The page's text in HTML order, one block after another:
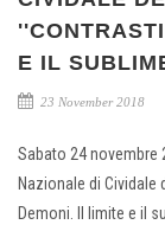
E IL
23 November 2018
Sabato 24 novembre
Nazionale di Cividale
Demoni. Il limite e il